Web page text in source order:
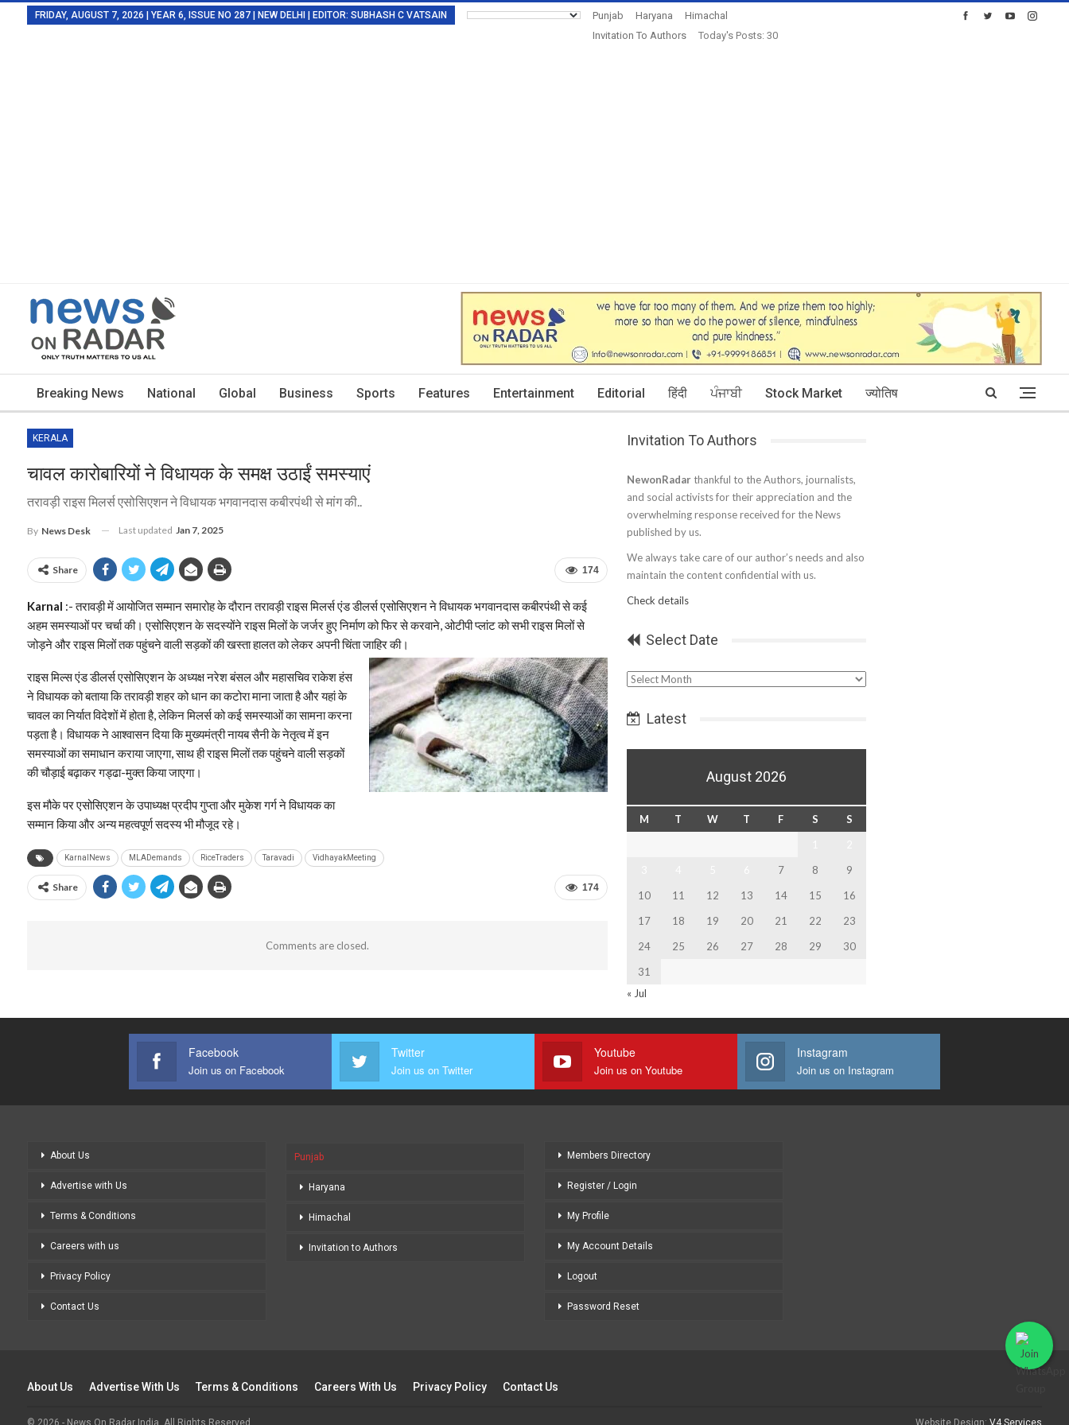
FRIDAY, AUGUST 7, 2026 | YEAR 6, ISSUE NO 287 | NEW DELHI | EDITOR: SUBHASH C VATSAIN Punjab Haryana
Himachal
Invitation To Authors
Today's Posts: 30
Breaking News National Global Business Sports Features Entertainment Editorial हिंदी ਪੰਜਾਬੀ Stock Market ज्योतिष
KERALA
चावल कारोबारियों ने विधायक के समक्ष उठाईं समस्याएं
तरावड़ी राइस मिलर्स एसोसिएशन ने विधायक भगवानदास कबीरपंथी से मांग की..
By News Desk Last updated Jan 7, 2025
174
Share
Karnal :- तरावड़ी में आयोजित सम्मान समारोह के दौरान तरावड़ी राइस मिलर्स एंड डीलर्स एसोसिएशन ने विधायक भगवानदास कबीरपंथी से कई
अहम समस्याओं पर चर्चा की। एसोसिएशन के सदस्योंने राइस मिलों के जर्जर हुए निर्माण को फिर से करवाने, ओटीपी प्लांट को सभी राइस मिलों से
जोड़ने और राइस मिलों तक पहुंचने वाली सड़कों की खस्ता हालत को लेकर अपनी चिंता जाहिर की।
राइस मिल्स एंड डीलर्स एसोसिएशन के अध्यक्ष नरेश बंसल और महासचिव राकेश हंस
ने विधायक को बताया कि तरावड़ी शहर को धान का कटोरा माना जाता है और यहां के
चावल का निर्यात विदेशों में होता है, लेकिन मिलर्स को कई समस्याओं का सामना करना
पड़ता है। विधायक ने आश्वासन दिया कि मुख्यमंत्री नायब सैनी के नेतृत्व में इन
समस्याओं का समाधान कराया जाएगा, साथ ही राइस मिलों तक पहुंचने वाली सड़कों
की चौड़ाई बढ़ाकर गड्ढा-मुक्त किया जाएगा।
इस मौके पर एसोसिएशन के उपाध्यक्ष प्रदीप गुप्ता और मुकेश गर्ग ने विधायक का
सम्मान किया और अन्य महत्वपूर्ण सदस्य भी मौजूद रहे।
KarnalNews MLADemands RiceTraders Taravadi VidhayakMeeting
174
Share
Comments are closed.
Invitation To Authors
NewonRadar thankful to the Authors, journalists,
and social activists for their appreciation and the
overwhelming response received for the News
published by us.
We always take care of our author’s needs and also
maintain the content confidential with us.
Check details
Select Date
Select
Latest
August 2026
M T W T F S
S
7 8
9
10
11 12 13 14 15
16
17
18 19 20 21 22
23
24
25 26 27 28 29
30
31
« Jul
Facebook
Join us on Facebook
Twitter
Join us on Twitter
Youtube
Join us on Youtube
Instagram
Join us on Instagram
About Us
Advertise with Us
Terms & Conditions
Careers with us
Privacy Policy
Contact Us
Punjab
Haryana
Himachal
Invitation to Authors
Members Directory
Register / Login
My Profile
My Account Details
Logout
Password Reset
About Us Advertise With Us Terms & Conditions Careers With Us Privacy Policy Contact Us
© 2026 - News On Radar India. All Rights Reserved. Website Design: V4 Services